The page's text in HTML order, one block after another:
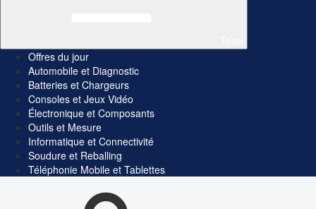
Offres du jour
Automobile et Diagnostic
Batteries et Chargeurs
Consoles et Jeux Vidéo
Électronique et Composants
Outils et Mesure
Informatique et Connectivité
Soudure et Reballing
Téléphonie Mobile et Tablettes